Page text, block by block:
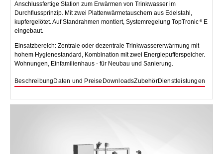
Anschlussfertige Station zum Erwärmen von Trinkwasser im
Durchflussprinzip. Mit zwei Plattenwärmetauschern aus Edelstahl,
kupfergelötet. Auf Standrahmen montiert, Systemregelung TopTronic
E
eingebaut.
Einsatzbereich: Zentrale oder dezentrale Trinkwassererwärmung mit
hohem Hygienestandard, Kombination mit zwei Energiepufferspeicher.
Wohnungen, Einfamilienhaus - für Neubau und Sanierung.
Beschreibung Daten und Preise DownloadsZubehörDienstleistungen